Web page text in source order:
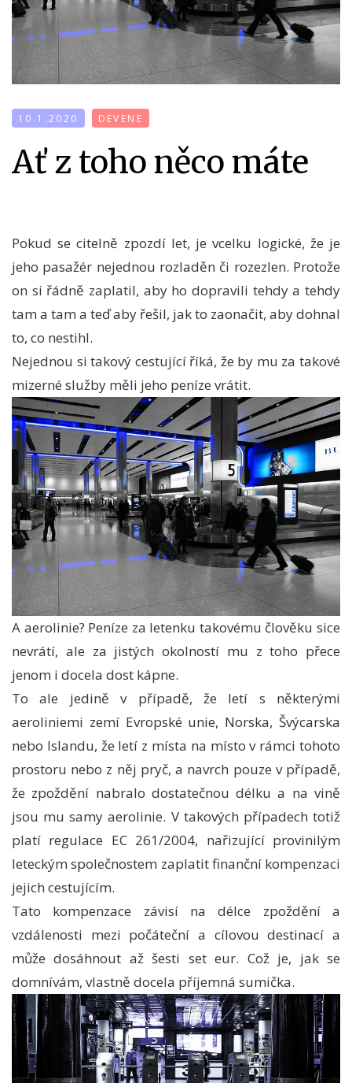
10.1.2020 DEVENE
Ať z toho něco máte
Pokud se citelně zpozdí let, je vcelku logické, že je
jeho pasažér nejednou rozladěn či rozezlen. Protože
on si řádně zaplatil, aby ho dopravili tehdy a tehdy
tam a tam a teď aby řešil, jak to zaonačit, aby dohnal
to, co nestihl.
Nejednou si takový cestující říká, že by mu za takové
mizerné služby měli jeho peníze vrátit.
A aerolinie? Peníze za letenku takovému člověku sice
nevrátí, ale za jistých okolností mu z toho přece
jenom i docela dost kápne.
To ale jedině v případě, že letí s některými
aeroliniemi zemí Evropské unie, Norska, Švýcarska
nebo Islandu, že letí z místa na místo v rámci tohoto
prostoru nebo z něj pryč, a navrch pouze v případě,
že zpoždění nabralo dostatečnou délku a na vině
jsou mu samy aerolinie. V takových případech totiž
platí regulace EC 261/2004, nařizující provinilým
leteckým společnostem zaplatit finanční kompenzaci
jejich cestujícím.
Tato kompenzace závisí na délce zpoždění a
vzdálenosti mezi počáteční a cílovou destinací a
může dosáhnout až šesti set eur. Což je, jak se
domnívám, vlastně docela příjemná sumička.